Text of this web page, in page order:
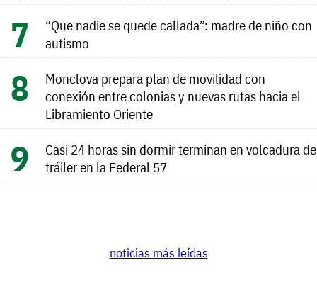
“Que nadie se quede callada”: madre de niño con
autismo
Monclova prepara plan de movilidad con
conexión entre colonias y nuevas rutas hacia el
Libramiento Oriente
Casi 24 horas sin dormir terminan en volcadura de
tráiler en la Federal 57
noticias más leídas